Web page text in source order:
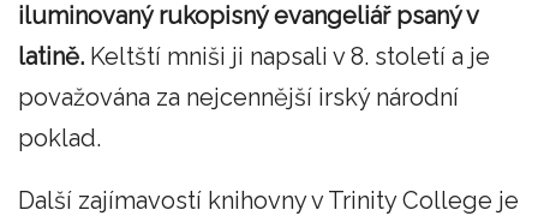
iluminovaný rukopisný evangeliář psaný v
latině. Keltští mniši ji napsali v 8. století a je
považována za nejcennější irský národní
poklad.
Další zajímavostí knihovny v Trinity College je